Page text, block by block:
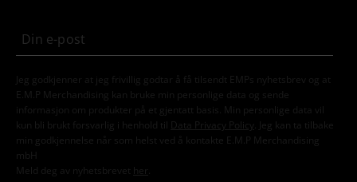
Jeg godkjenner at jeg frivillig godtar å få tilsendt EMPs nyhetsbrev og at
E.M.P Merchandising kan bruke min personlige data og sende
informasjon om produkter på et gjentatt basis. Min personlige data vil
kun bli brukt forsvarlig i henhold til
Data Privacy Policy
. Jeg kan ta tilbake
min godkjennelse når som helst ved å kontakte E.M.P Merchandising
mbH
Meld deg av nyhetsbrevet her